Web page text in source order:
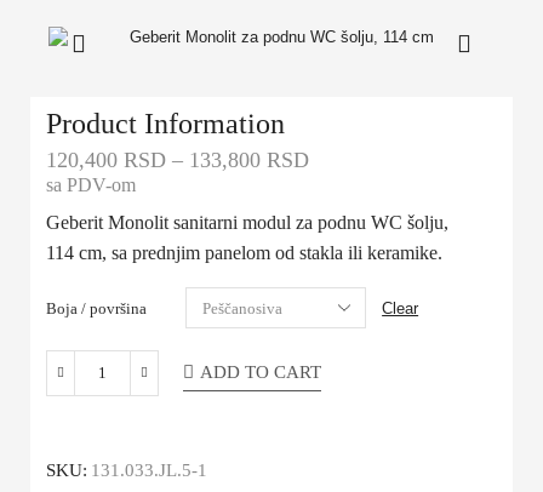
Product Information
120,400RSD – 133,800RSD
sa PDV-om
Geberit Monolit sanitarni modul za podnu WC šolju,
114 cm, sa prednjim panelom od stakla ili keramike.
Boja / površina Clear
ADD TO CART
SKU: 131.033.JL.5-1